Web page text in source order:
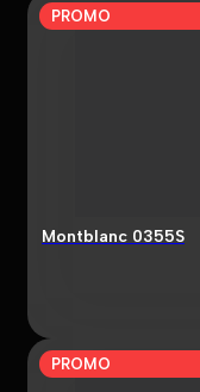
PROMO
Montblanc 0355S
PROMO